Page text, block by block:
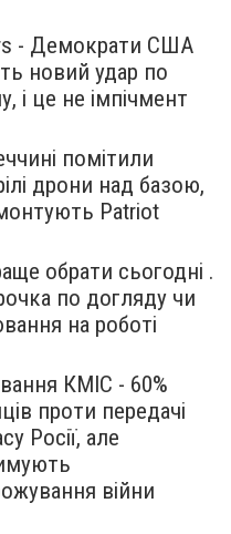
- Демократи США
новий удар по
і це не імпічмент
помітили
дрони над базою,
Patriot
обрати сьогодні .
по догляду чи
на роботі
КМІС - 60%
проти передачі
Росії, але
війни